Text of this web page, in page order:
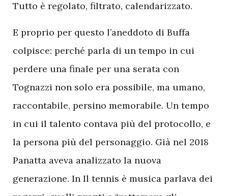
Tutto è regolato, filtrato, calendarizzato.
E proprio per questo l’aneddoto di Buffa
colpisce: perché parla di un tempo in cui
perdere una finale per una serata con
Tognazzi non solo era possibile, ma umano,
raccontabile, persino memorabile. Un tempo
in cui il talento contava più del protocollo, e
la persona più del personaggio. Già nel 2018
Panatta aveva analizzato la nuova
generazione. In Il tennis è musica parlava dei